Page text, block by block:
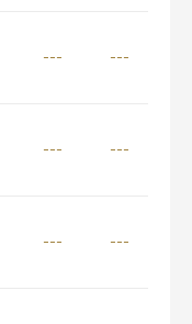
--- ---
--- ---
--- ---